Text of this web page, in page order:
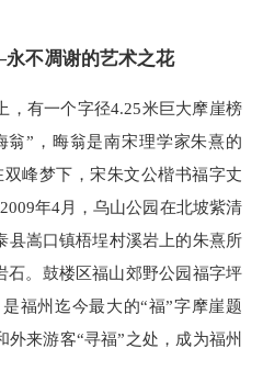
不凋谢的艺术之花
有一个字径4.25米巨大摩崖榜
翁”，晦翁是南宋理学家朱熹的
峰梦下，宋朱文公楷书福字丈
年4月，乌山公园在北坡紫清
县嵩口镇梧埕村溪岩上的朱熹所
石。鼓楼区福山郊野公园福字坪
福州迄今最大的“福”字摩崖题
来游客“寻福”之处，成为福州